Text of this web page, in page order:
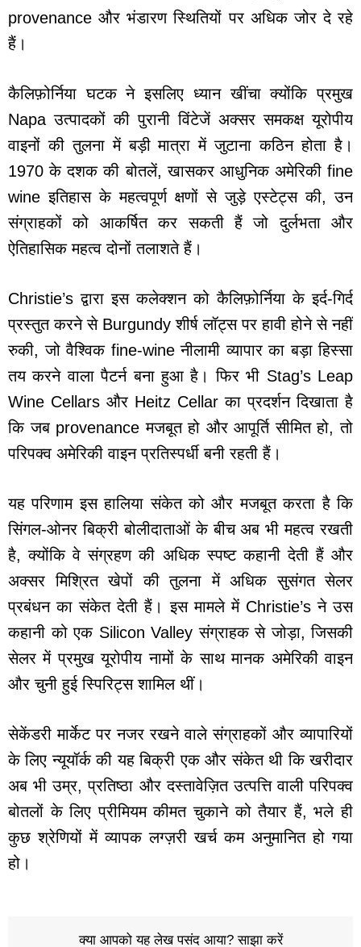
provenance और भंडारण स्थितियों पर अधिक जोर दे रहे
हैं।
कैलिफ़ोर्निया घटक ने इसलिए ध्यान खींचा क्योंकि प्रमुख
Napa उत्पादकों की पुरानी विंटेजें अक्सर समकक्ष यूरोपीय
वाइनों की तुलना में बड़ी मात्रा में जुटाना कठिन होता है।
1970 के दशक की बोतलें, खासकर आधुनिक अमेरिकी fine
wine इतिहास के महत्वपूर्ण क्षणों से जुड़े एस्टेट्स की, उन
संग्राहकों को आकर्षित कर सकती हैं जो दुर्लभता और
ऐतिहासिक महत्व दोनों तलाशते हैं।
Christie’s द्वारा इस कलेक्शन को कैलिफ़ोर्निया के इर्द-गिर्द
प्रस्तुत करने से Burgundy शीर्ष लॉट्स पर हावी होने से नहीं
रुकी, जो वैश्विक fine-wine नीलामी व्यापार का बड़ा हिस्सा
तय करने वाला पैटर्न बना हुआ है। फिर भी Stag’s Leap
Wine Cellars और Heitz Cellar का प्रदर्शन दिखाता है
कि जब provenance मजबूत हो और आपूर्ति सीमित हो, तो
परिपक्व अमेरिकी वाइन प्रतिस्पर्धी बनी रहती हैं।
यह परिणाम इस हालिया संकेत को और मजबूत करता है कि
सिंगल-ओनर बिक्री बोलीदाताओं के बीच अब भी महत्व रखती
है, क्योंकि वे संग्रहण की अधिक स्पष्ट कहानी देती हैं और
अक्सर मिश्रित खेपों की तुलना में अधिक सुसंगत सेलर
प्रबंधन का संकेत देती हैं। इस मामले में Christie’s ने उस
कहानी को एक Silicon Valley संग्राहक से जोड़ा, जिसकी
सेलर में प्रमुख यूरोपीय नामों के साथ मानक अमेरिकी वाइन
और चुनी हुई स्पिरिट्स शामिल थीं।
सेकेंडरी मार्केट पर नजर रखने वाले संग्राहकों और व्यापारियों
के लिए न्यूयॉर्क की यह बिक्री एक और संकेत थी कि खरीदार
अब भी उम्र, प्रतिष्ठा और दस्तावेज़ित उत्पत्ति वाली परिपक्व
बोतलों के लिए प्रीमियम कीमत चुकाने को तैयार हैं, भले ही
कुछ श्रेणियों में व्यापक लग्ज़री खर्च कम अनुमानित हो गया
हो।
क्या आपको यह लेख पसंद आया? साझा करें